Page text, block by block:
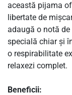
această pijama
libertate de
adaugă o notă
specială chiar și
o respirabilitate
relaxezi complet.
Beneficii: